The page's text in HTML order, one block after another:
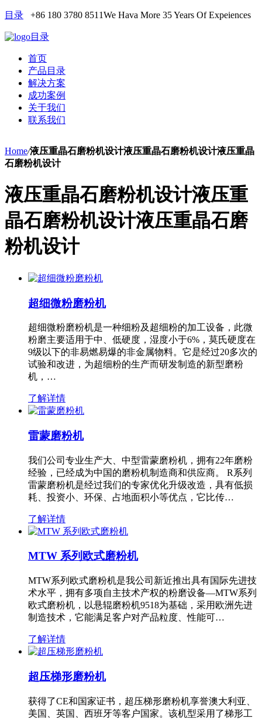
目录 +86 180 3780 8511We Hava More 35 Years Of Expeiences
目录
首页
产品目录
解决方案
成功案例
关于我们
联系我们
Home/液压重晶石磨粉机设计液压重晶石磨粉机设计液压重晶
石磨粉机设计
液压重晶石磨粉机设计液压重
晶石磨粉机设计液压重晶石磨
粉机设计
超细微粉磨粉机
超细微粉磨粉机是一种细粉及超细粉的加工设备，此微
粉磨主要适用于中、低硬度，湿度小于6%，莫氏硬度在
9级以下的非易燃易爆的非金属物料。它是经过20多次的
试验和改进，为超细粉的生产而研发制造的新型磨粉
机，…
了解详情
雷蒙磨粉机
我们公司专业生产大、中型雷蒙磨粉机，拥有22年磨粉
经验，已经成为中国的磨粉机制造商和供应商。 R系列
雷蒙磨粉机是经过我们的专家优化升级改造，具有低损
耗、投资小、环保、占地面积小等优点，它比传…
了解详情
MTW 系列欧式磨粉机
MTW系列欧式磨粉机是我公司新近推出具有国际先进技
术水平，拥有多项自主技术产权的粉磨设备—MTW系列
欧式磨粉机，以悬辊磨粉机9518为基础，采用欧洲先进
制造技术，它能满足客户对产品粒度、性能可…
了解详情
超压梯形磨粉机
获得了CE和国家证书，超压梯形磨粉机享誉澳大利亚、
美国、英国、西班牙等客户国家。该机型采用了梯形工